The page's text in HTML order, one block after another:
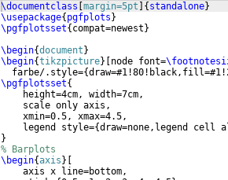
\documentclass margin=5pt { standalone}
\usepackage{ pgfplots }
\pgfplotsset{ compat=newest }
\begin{document }
\begin{tikzpicture} node font=
  farbe/.style=
{
\pgfplotsset{
    height=4cm, width=7cm,
    scale only axis,
    xmin=0.5, xmax=4.5,
    legend style=
{draw=none,legend cell
}
% Barplots
\begin{axis }
    axis x line=bottom,